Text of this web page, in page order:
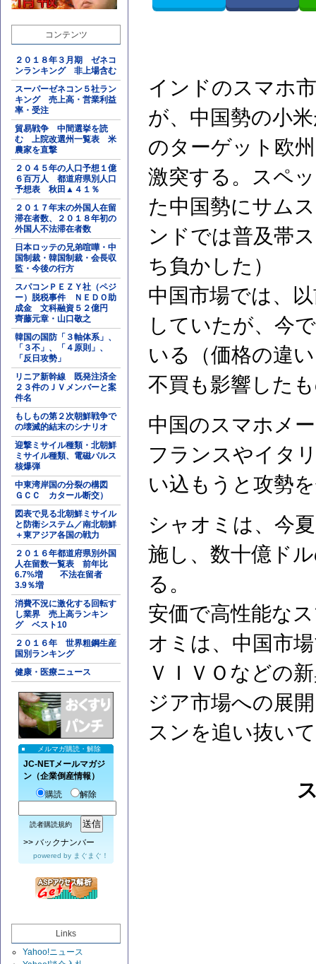
コンテンツ
２０１８年３月期 ゼネコ
ンランキング 非上場含む
スーパーゼネコン５社ラン
キング 売上高・営業利益
率・受注
貿易戦争 中間選挙を読
む 上院改選州一覧表 米
農家を直撃
２０４５年の人口予想１億
６百万人 都道府県別人口
予想表 秋田▲４１％
２０１７年末の外国人在留
滞在者数、２０１８年初の
外国人不法滞在者数
日本ロッテの兄弟喧嘩・中
国制裁・韓国制裁・会長収
監・今後の行方
スパコンＰＥＺＹ社（ペジ
ー）脱税事件 ＮＥＤＯ助
成金 文科融資５２億円
齊藤元章・山口敬之
韓国の国防「３軸体系」、
「３不」、「４原則」、
「反日攻勢」
リニア新幹線 既発注済全
２３件のＪＶメンバーと案
件名
もしもの第２次朝鮮戦争で
の壊滅的結末のシナリオ
迎撃ミサイル種類・北朝鮮
ミサイル種類、電磁パルス
核爆弾
中東湾岸国の分裂の構図
ＧＣＣ カタール断交）
図表で見る北朝鮮ミサイル
と防衛システム／南北朝鮮
＋東アジア各国の戦力
２０１６年都道府県別外国
人在留数一覧表 前年比
6.7%増 不法在留者
3.9％増
消費不況に激化する回転す
し業界 売上高ランキン
グ ベスト10
２０１６年 世界粗鋼生産
国別ランキング
健康・医療ニュース
メルマガ購読・解除
JC-NETメールマガジ
ン（企業倒産情報）
購読
解除
読者購読規約
>> バックナンバー
powered by まぐまぐ！
Links
Yahoo!ニュース
インドのスマホ
が、中国勢の小
のターゲット欧
激突する。スペ
た中国勢にサム
ンドでは普及帯
ち負かした）
中国市場では、
していたが、今
いる（価格の違
不買も影響した
中国のスマホメ
フランスやイタ
い込もうと攻勢
シャオミは、今
施し、数十億ド
る。
安価で高性能な
オミは、中国市
ＶＩＶＯなどの
ジア市場への展
スンを追い抜い